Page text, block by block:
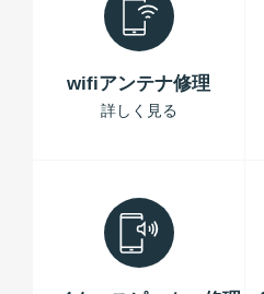
wifiアンテナ修理
詳しく見る